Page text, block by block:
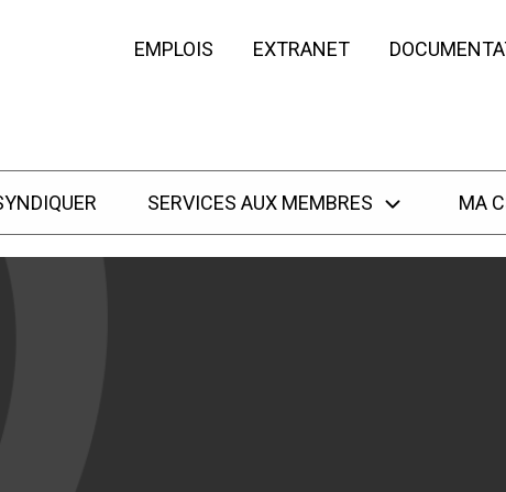
EMPLOIS EXTRANET
SERVICES AUX MEMBRES MA